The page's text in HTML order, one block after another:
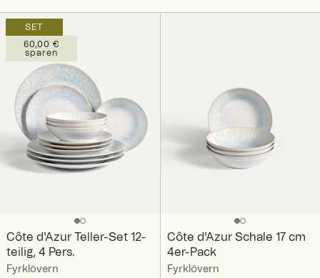
SET
60,00 €
sparen
Côte d'Azur Teller-Set 12-
teilig, 4 Pers.
Fyrklövern
Côte d'Azur Schale 17 cm
4er-Pack
Fyrklövern